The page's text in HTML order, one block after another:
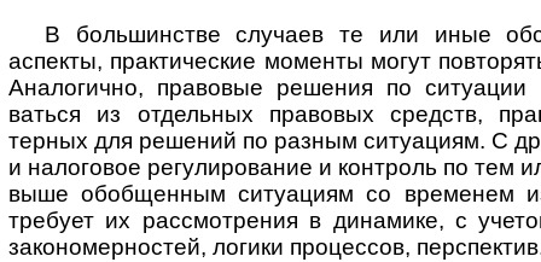
В большинстве случаев те или иные
аспекты, практи­ческие моменты могут
Анало­гично, правовые решения по
ваться из отдель­ных правовых средств,
терных для решений по разным ситуациям. С
и нало­говое регули­рование и конт­роль по тем
выше обоб­щен­ным ситу­ациям со временем
требует их рассмот­рения в дина­мике, с
законо­мер­ностей, логики процессов,